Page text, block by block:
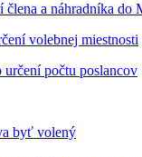
člena a náhradníka
volebnej miestnosti
počtu poslancov
byť volený